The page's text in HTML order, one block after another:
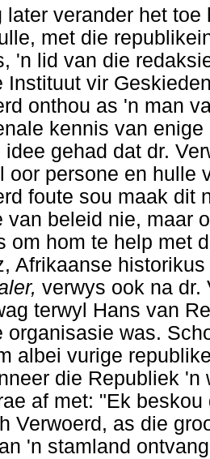
later verander het
met die
'n lid van die
Instituut vir
onthou as 'n man
kennis van
idee gehad dat dr.
oor persone en hulle
foute sou maak dit
van beleid nie, maar
om hom te help met
Afrikaanse
verwys ook na dr.
terwyl Hans van
organisasie was.
albei vurige
die Republiek
af met: "Ek
Verwoerd, as die
'n stamland